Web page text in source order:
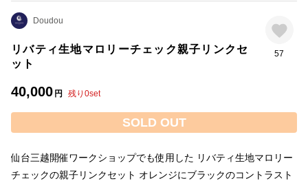
Doudou
リバティ生地マロリーチェック親子リンクセ
ット
40,000 円 残り 0set
57
SOLD OUT
仙台三越開催ワークショップでも使用した リバティ生地マロリー
チェックの親子リンクセット オレンジにブラックのコントラスト